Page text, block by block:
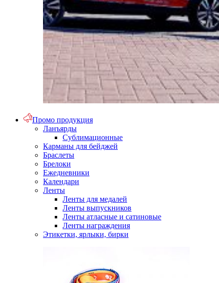
Промо продукция
Ланъярды
Сублимационные
Карманы для бейджей
Браслеты
Брелоки
Ежедневники
Календари
Ленты
Ленты для медалей
Ленты выпускников
Ленты атласные и сатиновые
Ленты награждения
Этикетки, ярлыки, бирки